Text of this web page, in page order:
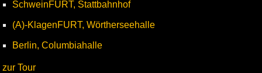
SchweinFURT, Stattbahnhof
(A)-KlagenFURT, Wörtherseehalle
Berlin, Columbiahalle
zur Tour